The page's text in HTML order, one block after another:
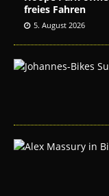
freies Fahren
5. August 2026